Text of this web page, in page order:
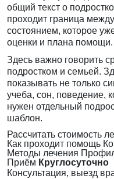
общий текст о
проходит граница
состоянием, которое
оценки и плана помощи.
Здесь важно говорить
подростком и семьей.
показывать не только
учеба, сон, поведение,
нужен отдельный
шаблон.
Рассчитать стоимость
Как проходит помощь
Методы лечения
Приём Круглосуточно
Консультация, выезд